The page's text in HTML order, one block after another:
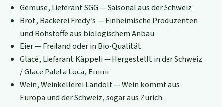
Gemüse, Lieferant SGG — Saisonal aus der Schweiz
Brot, Bäckerei Fredy’s — Einheimische Produzenten
und Rohstoffe aus biologischem Anbau.
Eier — Freiland oder in Bio-Qualität
Glacé, Lieferant Käppeli — Hergestellt in der Schweiz
/ Glace Paleta Loca, Emmi
Wein, Weinkellerei Landolt — Wein kommt aus
Europa und der Schweiz, sogar aus Zürich.